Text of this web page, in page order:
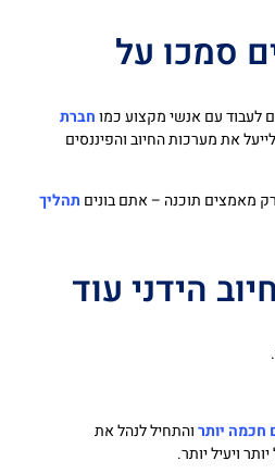
סמכו על
לעבוד עם אנשי מקצוע כמוחברת
את מערכות החיוב והפיננסים
מאמצים תוכנה – אתם בונים תהליך
הידני עוד
חכמה יותרוהתחיל לנהל את
ויעיל יותר.